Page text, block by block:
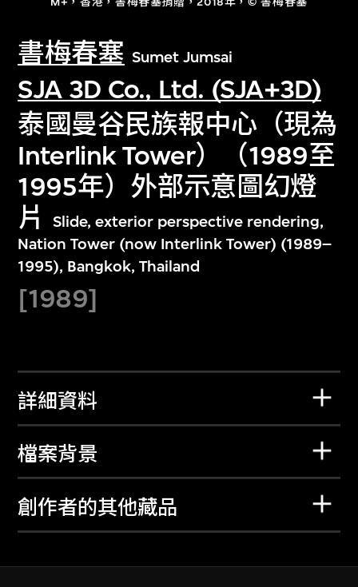
書梅春塞 Sumet Jumsai
SJA 3D Co., Ltd. (SJA+3D)
泰國曼谷民族報中心（現為
Interlink Tower）（1989至
1995年）外部示意圖幻燈
片
Slide, exterior perspective rendering,
Nation Tower (now Interlink Tower) (1989–
1995), Bangkok, Thailand
[1989]
詳細資料
檔案背景
創作者的其他藏品
文化藏品。